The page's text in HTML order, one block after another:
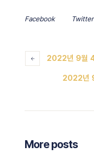
Facebook Twitter
2022년 9월 4
2022년 9
More posts